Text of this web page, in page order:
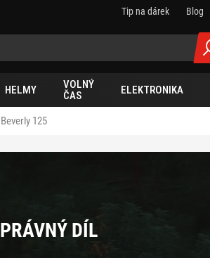
Tip na dárek Blog
HELMY
VOLNÝ
ČAS
ELEKTRONIKA
Beverly 125
DÍL